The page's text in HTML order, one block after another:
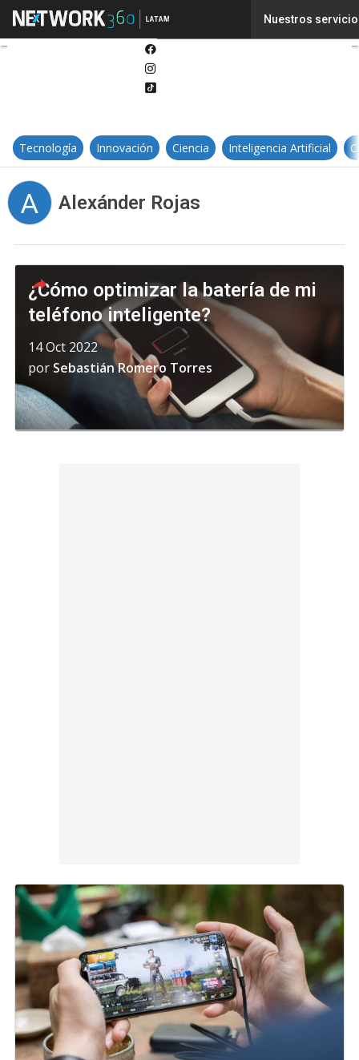
Nuestros
Tecnología Innovación Ciencia Inteligencia Artificial
A Alexánder Rojas
¿Cómo optimizar la batería de mi
teléfono inteligente?
14 Oct 2022
por Sebastián Romero Torres